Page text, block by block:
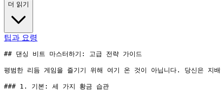
더 읽기
팁과 요령
## 댄싱 비트 마스터하기: 고급 전략 가이드
평범한 리듬 게임을 즐기기 위해 여기 온 것이 아닙니다. 당신은 지
### 1. 기본: 세 가지 황금 습관